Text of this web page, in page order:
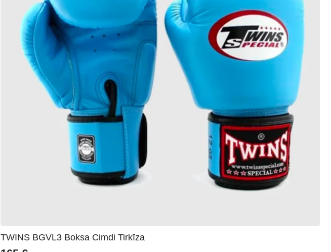
TWINS BGVL3 Boksa Cimdi Tirkīza